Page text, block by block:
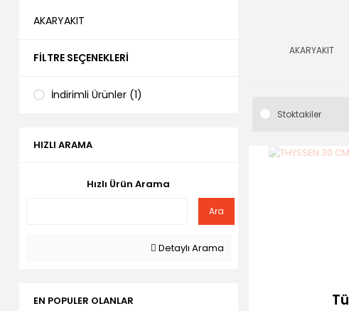
AKARYAKIT
FILTRE SEÇENEKLERI
İndirimli Ürünler (1)
HIZLI ARAMA
Hızlı Ürün Arama
Ara
Detaylı Arama
EN POPULER OLANLAR
AKARYAKIT
Stoktakiler